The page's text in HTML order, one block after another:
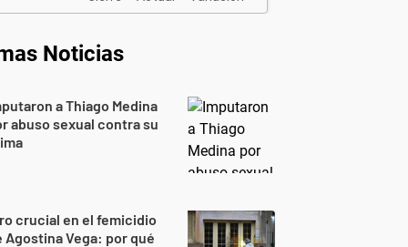
Noticias
a Thiago Medina
abuso sexual contra su
crucial en el femicidio
Agostina Vega: por qué